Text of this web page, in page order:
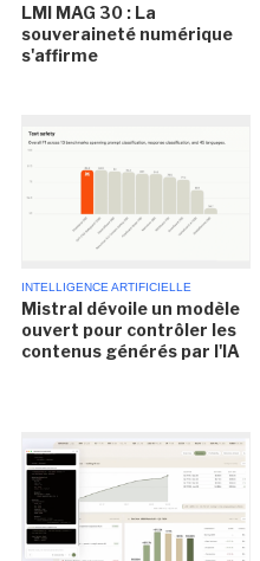
LMI MAG 30 : La
souveraineté numérique
s'affirme
INTELLIGENCE ARTIFICIELLE
Mistral dévoile un modèle
ouvert pour contrôler les
contenus générés par l'IA